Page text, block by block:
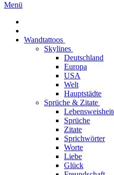
Menü
Wandtattoos
Skylines
Deutschland
Europa
USA
Welt
Hauptstädte
Sprüche & Zitate
Sprüche
Zitate
Sprichwörter
Worte
Liebe
Glück